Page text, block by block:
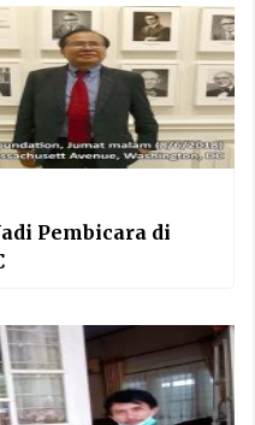
Pembicara di